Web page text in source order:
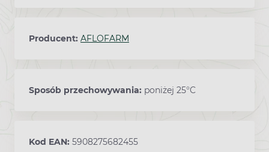
Producent: AFLOFARM
Sposób przechowywania: poniżej 25°C
Kod EAN: 5908275682455